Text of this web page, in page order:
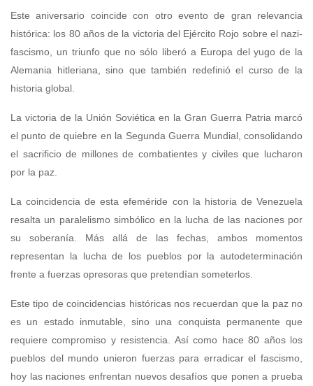
Este aniversario coincide con otro evento de gran relevancia
histórica: los 80 años de la victoria del Ejército Rojo sobre el nazi-
fascismo, un triunfo que no sólo liberó a Europa del yugo de la
Alemania hitleriana, sino que también redefinió el curso de la
historia global.
La victoria de la Unión Soviética en la Gran Guerra Patria marcó
el punto de quiebre en la Segunda Guerra Mundial, consolidando
el sacrificio de millones de combatientes y civiles que lucharon
por la paz.
La coincidencia de esta efeméride con la historia de Venezuela
resalta un paralelismo simbólico en la lucha de las naciones por
su soberanía. Más allá de las fechas, ambos momentos
representan la lucha de los pueblos por la autodeterminación
frente a fuerzas opresoras que pretendían someterlos.
Este tipo de coincidencias históricas nos recuerdan que la paz no
es un estado inmutable, sino una conquista permanente que
requiere compromiso y resistencia. Así como hace 80 años los
pueblos del mundo unieron fuerzas para erradicar el fascismo,
hoy las naciones enfrentan nuevos desafíos que ponen a prueba